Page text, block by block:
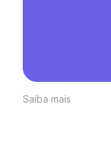
Saiba mais